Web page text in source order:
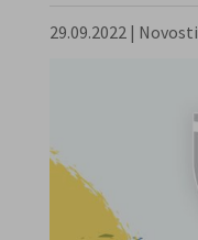
29.09.2022 | Novosti